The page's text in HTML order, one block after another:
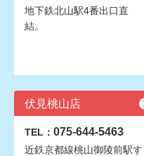
地下鉄北山駅4番出口直
結。
伏見桃山店
TEL： 075-644-5463
近鉄京都線桃山御陵前駅す